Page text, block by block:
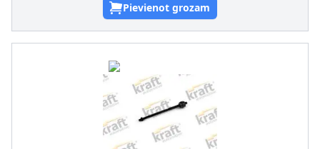
Pievienot grozam